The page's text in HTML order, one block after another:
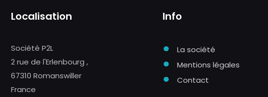
Localisation
Société P2L
2 rue de l'Erlenbourg ,
67310 Romanswiller
France
Info
● La société
● Mentions légales
● Contact